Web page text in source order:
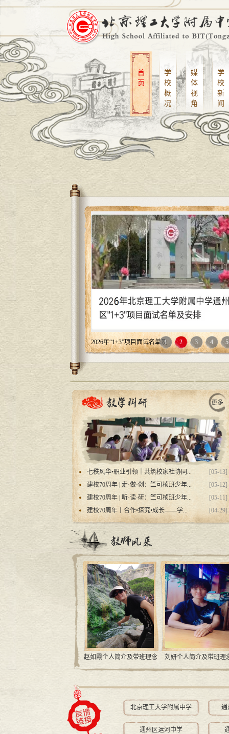
首
页
学
校
概
况
媒
体
视
角
学
校
新
闻
2026年“1+3”培养实验公告 1 2 3 4 5
更多
七秩风华•职业引领｜共筑校家社协同...
[05-13]
建校70周年 | 走·做·创：竺可桢班少年...
[05-12]
建校70周年 | 听·读·研：竺可桢班少年...
[05-11]
建校70周年丨合作•探究•成长——学...
[04-29]
赵如霞个人简介及带班理念 刘妍个人简介及带班理念 蔺晓辉个人简介及带班
北京理工大学附属中学 通
通州区运河中学